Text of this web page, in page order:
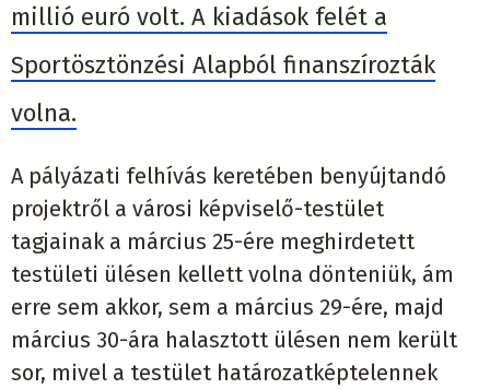
millió euró volt. A kiadások felét a
Sportösztönzési Alapból finanszírozták
volna.
A pályázati felhívás keretében benyújtandó
projektről a városi képviselő-testület
tagjainak a március 25-ére meghirdetett
testületi ülésen kellett volna dönteniük, ám
erre sem akkor, sem a március 29-ére, majd
március 30-ára halasztott ülésen nem került
sor, mivel a testület határozatképtelennek